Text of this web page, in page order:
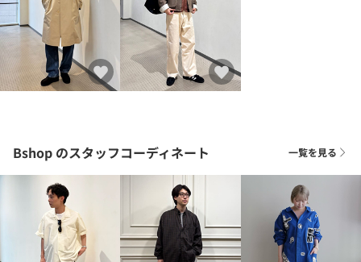
Bshop のスタッフコーディネート 一覧を見る